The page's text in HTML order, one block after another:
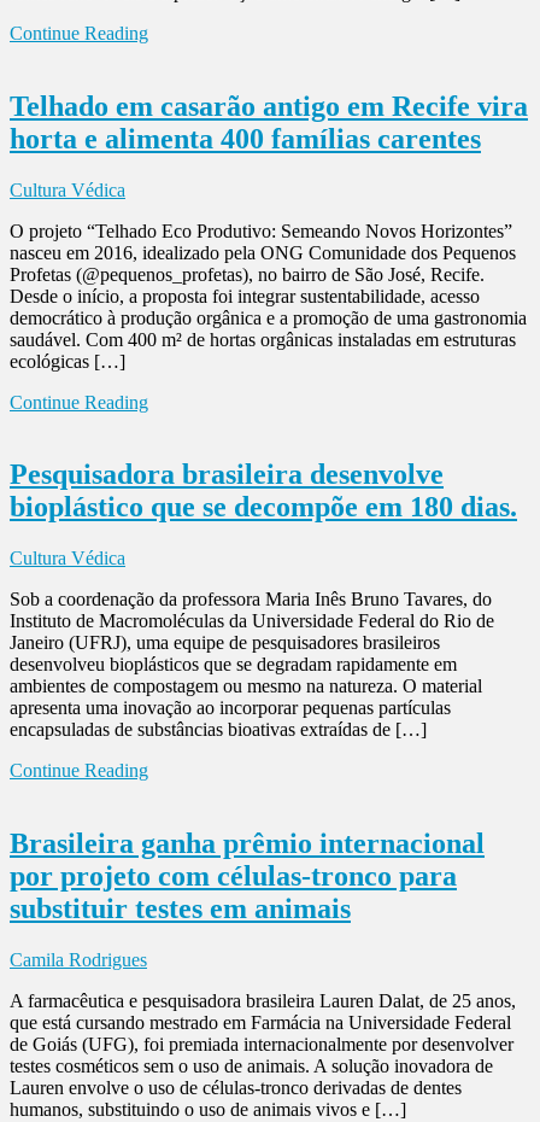
Continue Reading
Telhado em casarão antigo em Recife vira
horta e alimenta 400 famílias carentes
Cultura Védica
O projeto “Telhado Eco Produtivo: Semeando Novos Horizontes”
nasceu em 2016, idealizado pela ONG Comunidade dos Pequenos
Profetas (@pequenos_profetas), no bairro de São José, Recife.
Desde o início, a proposta foi integrar sustentabilidade, acesso
democrático à produção orgânica e a promoção de uma gastronomia
saudável. Com 400 m² de hortas orgânicas instaladas em estruturas
ecológicas […]
Continue Reading
Pesquisadora brasileira desenvolve
bioplástico que se decompõe em 180 dias.
Cultura Védica
Sob a coordenação da professora Maria Inês Bruno Tavares, do
Instituto de Macromoléculas da Universidade Federal do Rio de
Janeiro (UFRJ), uma equipe de pesquisadores brasileiros
desenvolveu bioplásticos que se degradam rapidamente em
ambientes de compostagem ou mesmo na natureza. O material
apresenta uma inovação ao incorporar pequenas partículas
encapsuladas de substâncias bioativas extraídas de […]
Continue Reading
Brasileira ganha prêmio internacional
por projeto com células-tronco para
substituir testes em animais
Camila Rodrigues
A farmacêutica e pesquisadora brasileira Lauren Dalat, de 25 anos,
que está cursando mestrado em Farmácia na Universidade Federal
de Goiás (UFG), foi premiada internacionalmente por desenvolver
testes cosméticos sem o uso de animais. A solução inovadora de
Lauren envolve o uso de células-tronco derivadas de dentes
humanos, substituindo o uso de animais vivos e […]